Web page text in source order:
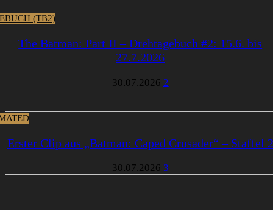
(TB2)
The Batman: Part II – Drehtagebuch #2: 15.6. bis
27.7.2026
30.07.2026 2
Erster Clip aus „Batman: Caped Crusader“ – Staffel 2
30.07.2026 3